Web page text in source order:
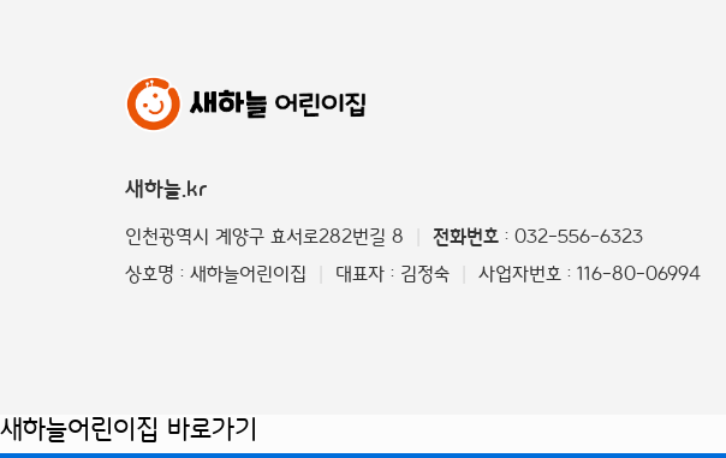
새하늘.kr
인천광역시 계양구 효서로282번길 8 전화번호 : 032-556-6323
상호명 : 새하늘어린이집
대표자 : 김정숙 사업자번호 : 116-80-06994
새하늘어린이집 바로가기